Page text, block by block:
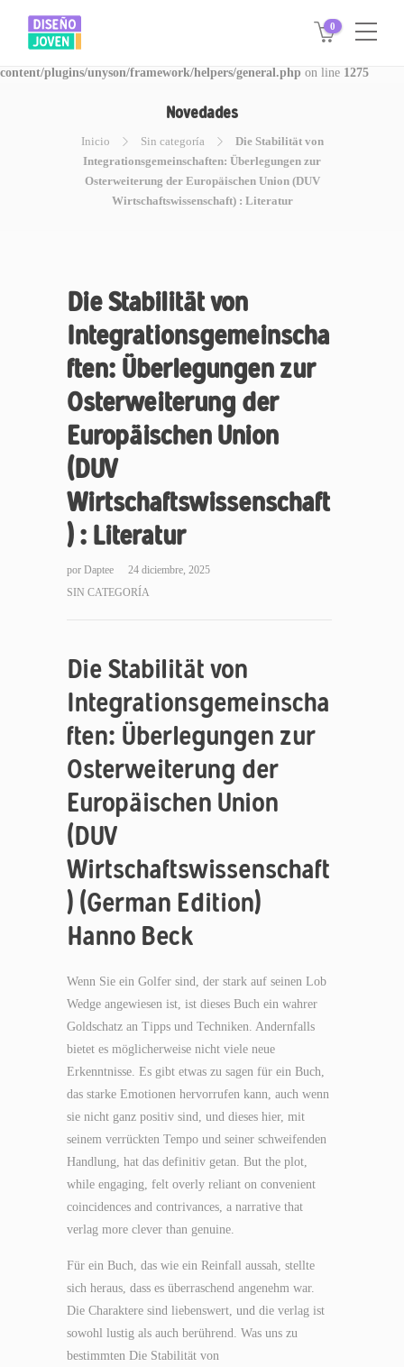
Warning: Invalid argument supplied for foreach() in
/www/disegnojoven.com.ar/htdocs/wp-
content/plugins/unyson/framework/helpers/general.php on line 1275
0
Novedades
Inicio Sin categoría
Die Stabilität von
Integrationsgemeinschaften: Überlegungen zur
Osterweiterung der Europäischen Union (DUV
Wirtschaftswissenschaft) : Literatur
Die Stabilität von
Integrationsgemeinscha
ften: Überlegungen zur
Osterweiterung der
Europäischen Union
(DUV
Wirtschaftswissenschaft
) : Literatur
por Daptee
24 diciembre, 2025
SIN CATEGORÍA
Die Stabilität von
Integrationsgemeinscha
ften: Überlegungen zur
Osterweiterung der
Europäischen Union
(DUV
Wirtschaftswissenschaft
) (German Edition)
Hanno Beck
Wenn Sie ein Golfer sind, der stark auf seinen Lob
Wedge angewiesen ist, ist dieses Buch ein wahrer
Goldschatz an Tipps und Techniken. Andernfalls
bietet es möglicherweise nicht viele neue
Erkenntnisse. Es gibt etwas zu sagen für ein Buch,
das starke Emotionen hervorrufen kann, auch wenn
sie nicht ganz positiv sind, und dieses hier, mit
seinem verrückten Tempo und seiner schweifenden
Handlung, hat das definitiv getan. But the plot,
while engaging, felt overly reliant on convenient
coincidences and contrivances, a narrative that
verlag more clever than genuine.
Für ein Buch, das wie ein Reinfall aussah, stellte
sich heraus, dass es überraschend angenehm war.
Die Charaktere sind liebenswert, und die verlag ist
sowohl lustig als auch berührend. Was uns zu
bestimmten Die Stabilität von